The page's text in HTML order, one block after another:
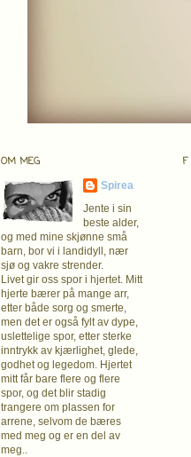
OM MEG
Spirea
Jente i sin
beste alder,
og med mine skjønne små
barn, bor vi i landidyll, nær
sjø og vakre strender.
Livet gir oss spor i hjertet. Mitt
hjerte bærer på mange arr,
etter både sorg og smerte,
men det er også fylt av dype,
uslettelige spor, etter sterke
inntrykk av kjærlighet, glede,
godhet og legedom. Hjertet
mitt får bare flere og flere
spor, og det blir stadig
trangere om plassen for
arrene, selvom de bæres
med meg og er en del av
meg..